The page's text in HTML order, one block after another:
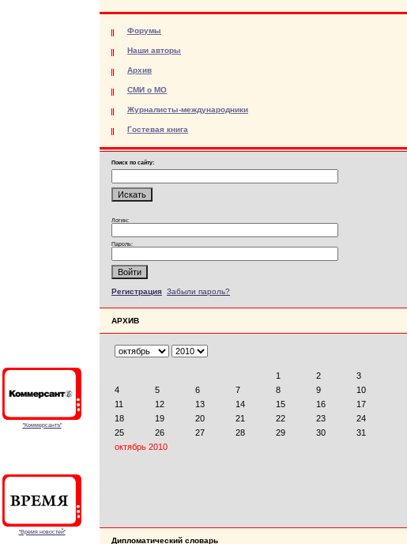
"Коммерсантъ"
"Время новостей"
Форумы
Наши авторы
Архив
СМИ о МО
Журналисты-международники
Гостевая книга
Поиск по сайту:
Логин:
Пароль:
Регистрация Забыли пароль?
АРХИВ
Дипломатический словарь